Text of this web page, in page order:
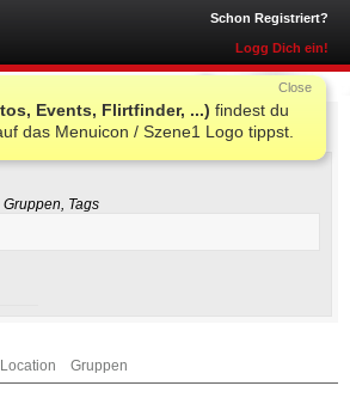
Schon Registriert?
Logg Dich ein!
Events, Flirtfinder, ...) findest du
das Menuicon / Szene1 Logo tippst.
Close
Tags
Location Gruppen